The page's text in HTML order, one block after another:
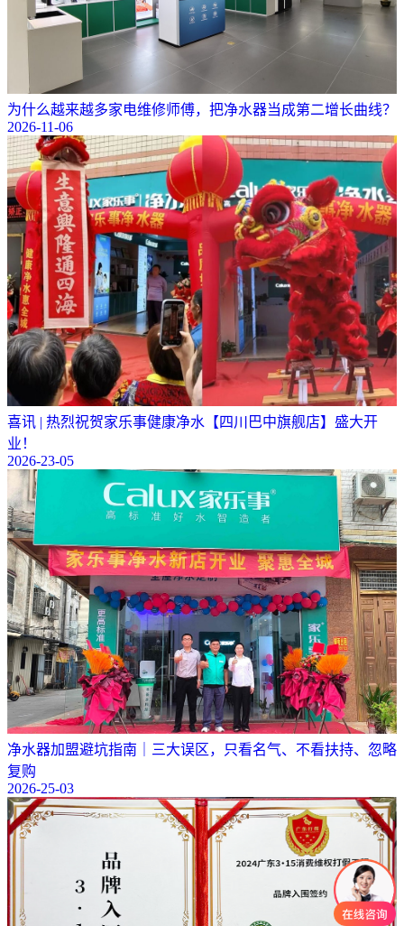
为什么越来越多家电维修师傅，把净水器当成第二增长曲线？
2026-11-06
喜讯 | 热烈祝贺家乐事健康净水【四川巴中旗舰店】盛大开
业！
2026-23-05
净水器加盟避坑指南｜三大误区，只看名气、不看扶持、忽略
复购
2026-25-03
可以介绍下你们的产品么？